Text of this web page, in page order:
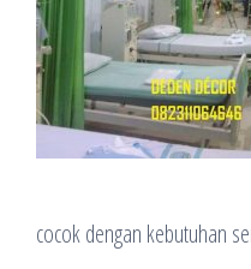
cocok dengan kebutuhan